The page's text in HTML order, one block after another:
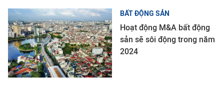
BẤT ĐỘNG SẢN
Hoạt động M&A bất động
sản sẽ sôi động trong năm
2024